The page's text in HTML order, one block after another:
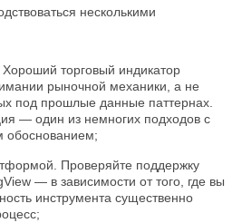
несколькими
торговый индикатор
рыночной механики, а не
под прошлые данные паттернах.
— один из немногих подходов с
обоснованием;
Проверяйте поддержку
— в зависимости от того, где вы
инструмента существенно